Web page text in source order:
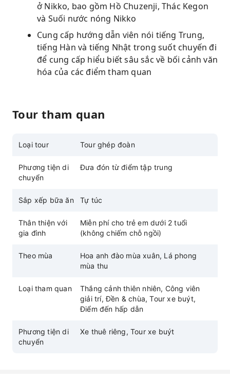
ở Nikko, bao gồm Hồ Chuzenji, Thác Kegon
và Suối nước nóng Nikko
Cung cấp hướng dẫn viên nói tiếng Trung,
tiếng Hàn và tiếng Nhật trong suốt chuyến đi
để cung cấp hiểu biết sâu sắc về bối cảnh văn
hóa của các điểm tham quan
Tour tham quan
Loại tour Tour ghép đoàn
Phương tiện di
chuyển
Đưa đón từ điểm tập trung
Sắp xếp bữa ăn Tự túc
Thân thiện với
gia đình
Miễn phí cho trẻ em dưới 2 tuổi
(không chiếm chỗ ngồi)
Theo mùa
Hoa anh đào mùa xuân, Lá phong
mùa thu
Loại tham quan
Thắng cảnh thiên nhiên, Công viên
giải trí, Đền & chùa, Tour xe buýt,
Điểm đến hấp dẫn
Phương tiện di
chuyển
Xe thuê riêng, Tour xe buýt